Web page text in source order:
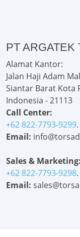
PT ARGATEK
Alamat Kantor:
Jalan Haji Adam
Siantar Barat Kota
Indonesia - 21113
Call Center:
+62 822-7793-9299.
Email:
Sales & Marketing:
+62 822-7793-9298.
Email: